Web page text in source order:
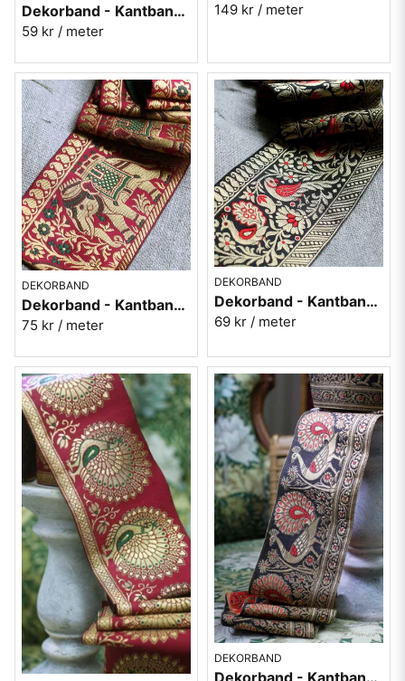
Dekorband - Kantband i textil Nr 61
59 kr / meter
149 kr / meter
DEKORBAND
Dekorband - Kantband i textil Nr 55
75 kr / meter
DEKORBAND
Dekorband - Kantband i textil Nr 54
69 kr / meter
DEKORBAND
Dekorband - Kantband i textil Nr 52